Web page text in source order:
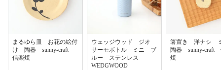
まるゆら皿 お花の絵付
け 陶器 sunny-craft
信楽焼
ウェッジウッド ジオ
サーモボトル ミニ ブ
ルー ステンレス
WEDGWOOD
箸置き 洋ナシ
陶器 sunny-craft
焼